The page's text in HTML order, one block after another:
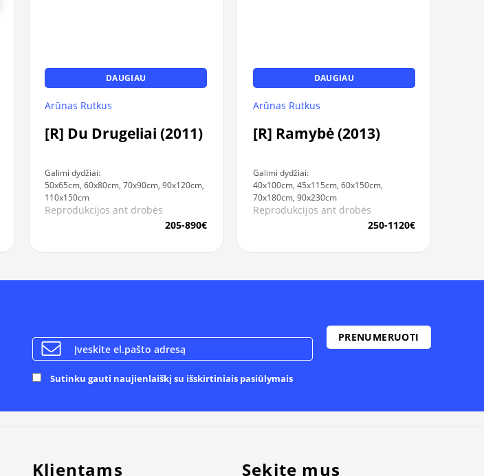
DAUGIAU
Arūnas Rutkus
[R] Du Drugeliai (2011)
Galimi dydžiai:
50x65cm, 60x80cm, 70x90cm, 90x120cm,
110x150cm
Reprodukcijos ant drobės
205-890€
DAUGIAU
Arūnas Rutkus
[R] Ramybė (2013)
Galimi dydžiai:
40x100cm, 45x115cm, 60x150cm,
70x180cm, 90x230cm
Reprodukcijos ant drobės
250-1120€
Sutinku gauti naujienlaiškį su išskirtiniais pasiūlymais
Klientams Sekite mus